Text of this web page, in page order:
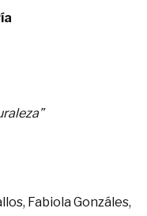
Fabiola Gonzáles,